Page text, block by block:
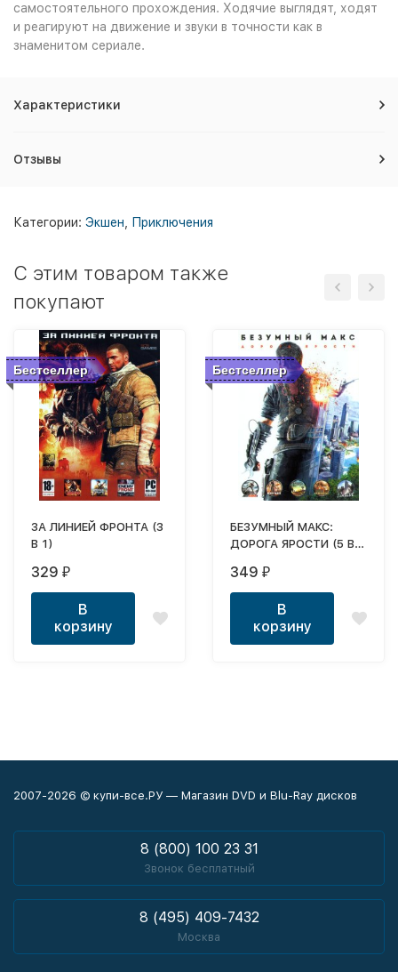
самостоятельного прохождения. Ходячие выглядят, ходят
и реагируют на движение и звуки в точности как в
знаменитом сериале.
Характеристики
Отзывы
Категории: Экшен Приключения
C этим товаром также
покупают
Бестселлер
ЗА ЛИНИЕЙ ФРОНТА (3
В 1)
329 ₽
В
корзину
Бестселлер
БЕЗУМНЫЙ МАКС:
ДОРОГА ЯРОСТИ (5 В
349 ₽
В
корзину
2007-2026 © купи-все.РУ — Магазин DVD и Blu-Ray дисков
8 (800) 100 23 31
Звонок бесплатный
8 (495) 409-7432
Москва